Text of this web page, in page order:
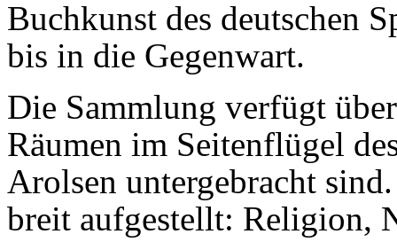
Buchkunst des deutschen
bis in die Gegenwart.
Die Sammlung verfügt
Räumen im Seitenflügel
Arolsen untergebracht
breit aufgestellt: Religion,